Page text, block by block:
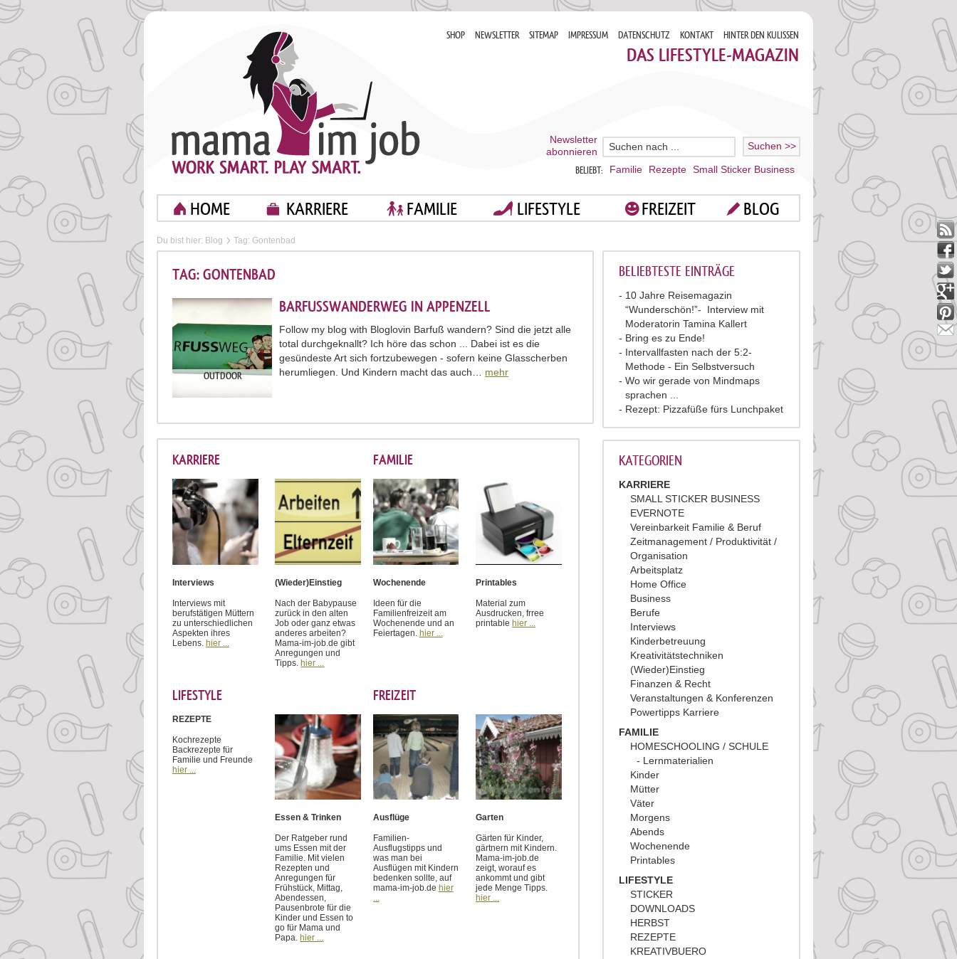
SHOP NEWSLETTER SITEMAP IMPRESSUM DATENSCHUTZ KONTAKT HINTER DEN KULISSEN
DAS LIFESTYLE-MAGAZIN
Newsletter
abonnieren
BELIEBT: Familie Rezepte Small Sticker Business
HOME KARRIERE FAMILIE LIFESTYLE FREIZEIT BLOG
Du bist hier: Blog Tag: Gontenbad
BELIEBTESTE EINTRÄGE
10 Jahre Reisemagazin
“Wunderschön!”- Interview mit
Moderatorin Tamina Kallert
Bring es zu Ende!
Intervallfasten nach der 5:2-
Methode - Ein Selbstversuch
Wo wir gerade von Mindmaps
sprachen ...
Rezept: Pizzafüße fürs Lunchpaket
KATEGORIEN
KARRIERE
SMALL STICKER BUSINESS
EVERNOTE
Vereinbarkeit Familie & Beruf
Zeitmanagement / Produktivität /
Organisation
Arbeitsplatz
Home Office
Business
Berufe
Interviews
Kinderbetreuung
Kreativitätstechniken
(Wieder)Einstieg
Finanzen & Recht
Veranstaltungen & Konferenzen
Powertipps Karriere
FAMILIE
HOMESCHOOLING / SCHULE
Lernmaterialien
Kinder
Mütter
Väter
Morgens
Abends
Wochenende
Printables
LIFESTYLE
STICKER
DOWNLOADS
HERBST
REZEPTE
KREATIVBUERO
TAG: GONTENBAD
OUTDOOR
BARFUSSWANDERWEG IN APPENZELL
Follow my blog with Bloglovin Barfuß wandern? Sind die jetzt alle
total durchgeknallt? Ich höre das schon ... Dabei ist es die
gesündeste Art sich fortzubewegen - sofern keine Glasscherben
herumliegen. Und Kindern macht das auch… mehr
KARRIERE
Interviews
Interviews mit
berufstätigen Müttern
zu unterschiedlichen
Aspekten ihres
Lebens. hier ...
(Wieder)Einstieg
Nach der Babypause
zurück in den alten
Job oder ganz etwas
anderes arbeiten?
Mama-im-job.de gibt
Anregungen und
Tipps.hier ...
FAMILIE
Wochenende
Ideen für die
Familienfreizeit am
Wochenende und an
Feiertagen. hier ...
Printables
Material zum
Ausdrucken, frree
printablehier ...
LIFESTYLE
REZEPTE
Kochrezepte
Backrezepte für
Familie und Freunde
hier ...
Essen & Trinken
Der Ratgeber rund
ums Essen mit der
Familie. Mit vielen
Rezepten und
Anregungen für
Frühstück, Mittag,
Abendessen,
Pausenbrote für die
Kinder und Essen to
go für Mama und
Papa. hier ...
FREIZEIT
Ausflüge
Familien-
Ausflugstipps und
was man bei
Ausflügen mit Kindern
bedenken sollte, auf
mama-im-job.de hier
...
Garten
Gärten für Kinder,
gärtnern mit Kindern.
Mama-im-job.de
zeigt, worauf es
ankommt und gibt
jede Menge Tipps.
hier ...